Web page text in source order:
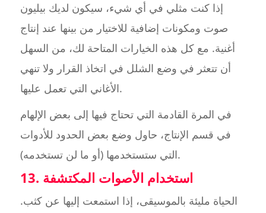
إذا كنت مثلي في أي شيء، سيكون لديك بيليون
صوت ومكونات إضافية للاختيار من بينها عند إنتاج
أغنية. مع كل هذه الخيارات المتاحة لك، من السهل
أن تتعثر في وضع الشلل في اتخاذ القرار ولا تنهي
الأغاني التي تعمل عليها.
في المرة القادمة التي تحتاج فيها إلى بعض الإلهام
في قسم الإنتاج، حاول وضع بعض الحدود للأدوات
التي ستستخدمها (أو ما لن تستخدمه).
13. استخدام الأصوات المكتشفة
الحياة مليئة بالموسيقى، إذا استمعت إليها عن كثب.